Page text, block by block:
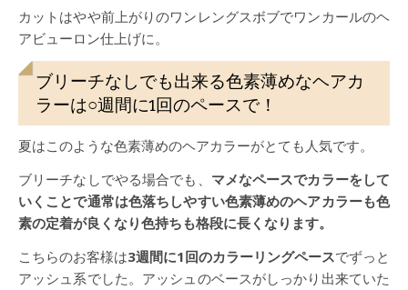
カットはやや前上がりのワンレングスボブでワンカールのヘ
アビューロン仕上げに。
ブリーチなしでも出来る色素薄めなヘアカ
ラーは○週間に1回のペースで！
夏はこのような色素薄めのヘアカラーがとても人気です。
ブリーチなしでやる場合でも、 マメなペースでカラーをして
いくことで通常は色落ちしやすい色素薄めのヘアカラーも色
素の定着が良くなり色持ちも格段に長くなります。
こちらのお客様は3週間に1回のカラーリングペースでずっと
アッシュ系でした。アッシュのベースがしっかり出来ていた